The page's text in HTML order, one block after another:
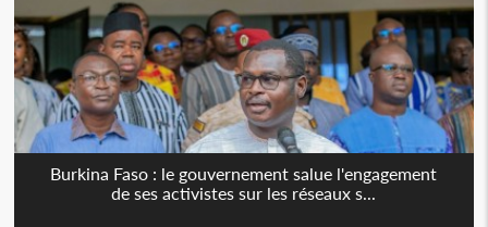
Burkina Faso : le gouvernement salue l'engagement
de ses activistes sur les réseaux s...